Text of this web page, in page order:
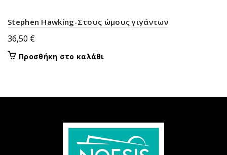
Stephen Hawking-Στους ώμους γιγάντων
36,50 €
Προσθήκη στο καλάθι